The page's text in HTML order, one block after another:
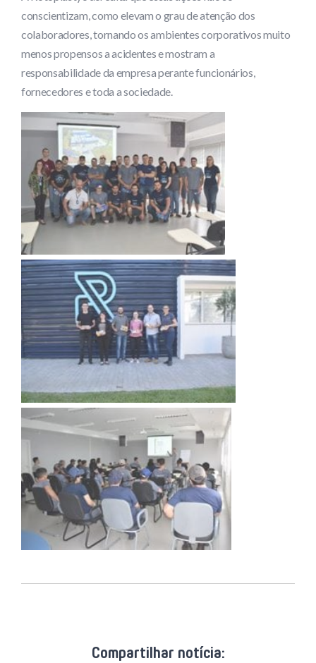
conscientizam, como elevam o grau de atenção dos
colaboradores, tornando os ambientes corporativos muito
menos propensos a acidentes e mostram a
responsabilidade da empresa perante funcionários,
fornecedores e toda a sociedade.
Compartilhar notícia: